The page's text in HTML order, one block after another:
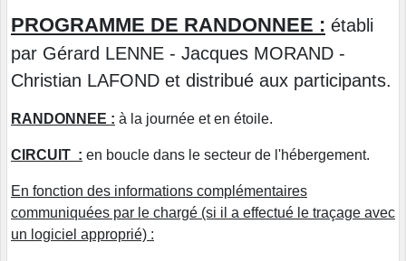
PROGRAMME DE RANDONNEE : établi
par Gérard LENNE - Jacques MORAND -
Christian LAFOND et distribué aux participants.
RANDONNEE : à la journée et en étoile.
CIRCUIT : en boucle dans le secteur de l'hébergement.
En fonction des informations complémentaires
communiquées par le chargé (si il a effectué le traçage avec
un logiciel approprié) :